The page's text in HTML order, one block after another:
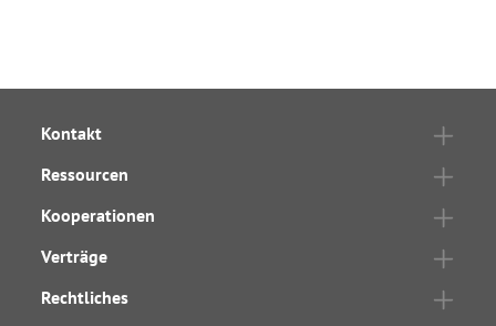
Kontakt
Ressourcen
Kooperationen
Verträge
Rechtliches